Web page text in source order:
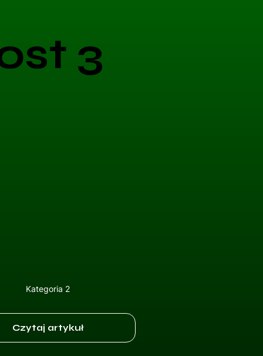
3
Kategoria 2
Czytaj artykuł